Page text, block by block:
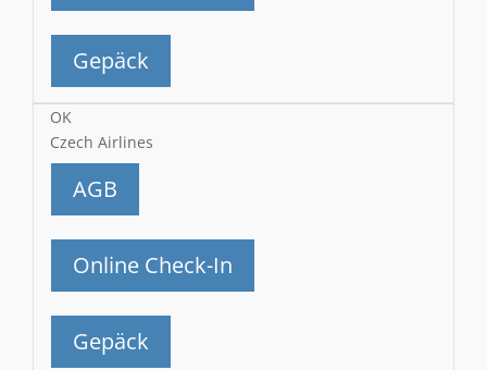
Gepäck
OK
Czech Airlines
AGB
Online Check-In
Gepäck